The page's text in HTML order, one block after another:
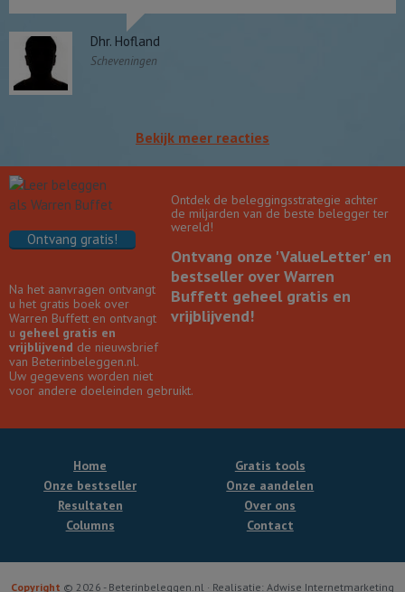
Dhr. Hofland
Scheveningen
Bekijk meer reacties
Ontdek de beleggingsstrategie achter
de miljarden van de beste belegger ter
wereld!
Ontvang onze 'ValueLetter' en
bestseller over Warren
Buffett geheel gratis en
vrijblijvend!
Ontvang gratis!
Na het aanvragen ontvangt
u het gratis boek over
Warren Buffett en ontvangt
u geheel gratis en
vrijblijvend de nieuwsbrief
van Beterinbeleggen.nl.
Uw gegevens worden niet
voor andere doeleinden gebruikt.
Home
Onze bestseller
Gratis tools
Onze aandelen
Resultaten
Columns
Over ons
Contact
Copyright © 2026 - Beterinbeleggen.nl · Realisatie: Adwise Internetmarketing